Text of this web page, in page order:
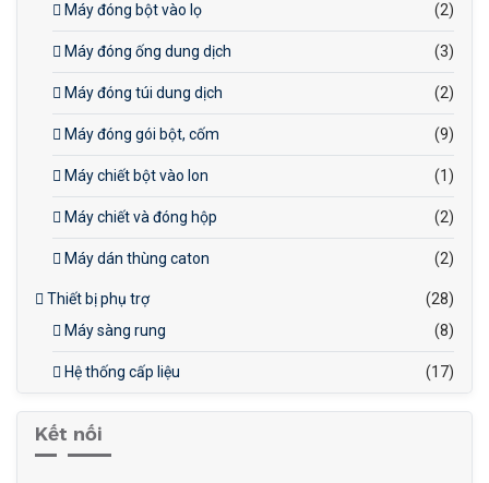
Máy đóng bột vào lọ (2)
Máy đóng ống dung dịch (3)
Máy đóng túi dung dịch (2)
Máy đóng gói bột, cốm (9)
Máy chiết bột vào lon (1)
Máy chiết và đóng hộp (2)
Máy dán thùng caton (2)
Thiết bị phụ trợ
(28)
Máy sàng rung
(8)
Hệ thống cấp liệu (17)
Kết nối